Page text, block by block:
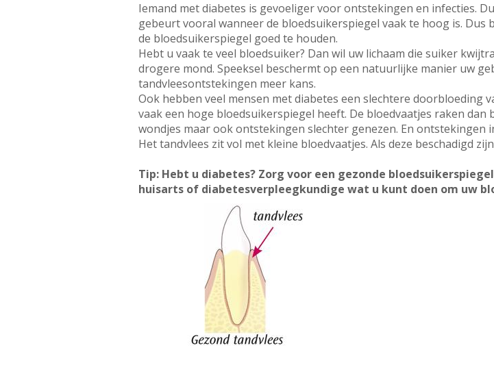
Iemand met diabetes is gevoeliger voor ontstekingen en infecties.
gebeurt vooral wanneer de bloedsuikerspiegel vaak te hoog is. Dus
de bloedsuikerspiegel goed te houden.
Hebt u vaak te veel bloedsuiker? Dan wil uw lichaam die suiker
drogere mond. Speeksel beschermt op een natuurlijke manier uw
tandvleesontstekingen meer kans.
Ook hebben veel mensen met diabetes een slechtere doorbloeding
vaak een hoge bloedsuikerspiegel heeft. De bloedvaatjes raken dan
wondjes maar ook ontstekingen slechter genezen. En
Het tandvlees zit vol met kleine bloedvaatjes. Als deze beschadigd
Tip: Hebt u diabetes? Zorg voor een gezonde
huisarts of diabetesverpleegkundige wat u kunt doen om uw